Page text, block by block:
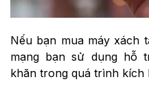
Nếu bạn mua máy xách
mạng bạn sử dụng hỗ
khăn trong quá trình kích